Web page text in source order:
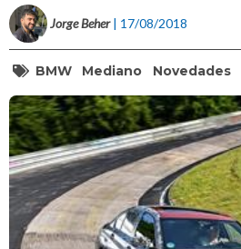
Jorge Beher | 17/08/2018
BMW Mediano Novedades